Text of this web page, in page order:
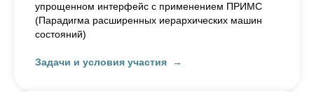
упрощенном интерфейс с применением ПРИМС
(Парадигма расширенных иерархических машин
состояний)
Задачи и условия участия